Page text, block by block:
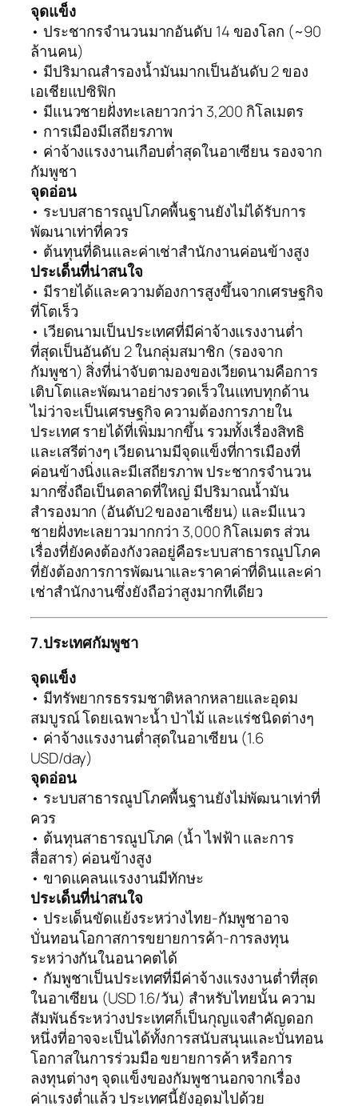
จุดแข็ง
• ประชากรจำนวนมากอันดับ 14 ของโลก (~90
ล้านคน)
• มีปริมาณสำรองน้ำมันมากเป็นอันดับ 2 ของ
เอเชียแปซิฟิก
• มีแนวชายฝั่งทะเลยาวกว่า 3,200 กิโลเมตร
• การเมืองมีเสถียรภาพ
• ค่าจ้างแรงงานเกือบต่ำสุดในอาเซียน รองจาก
กัมพูชา
จุดอ่อน
• ระบบสาธารณูปโภคพื้นฐานยังไม่ได้รับการ
พัฒนาเท่าที่ควร
• ต้นทุนที่ดินและค่าเช่าสำนักงานค่อนข้างสูง
ประเด็นที่น่าสนใจ
• มีรายได้และความต้องการสูงขึ้นจากเศรษฐกิจ
ที่โตเร็ว
• เวียดนามเป็นประเทศที่มีค่าจ้างแรงงานต่ำ
ที่สุดเป็นอันดับ 2 ในกลุ่มสมาชิก (รองจาก
กัมพูชา) สิ่งที่น่าจับตามองของเวียดนามคือการ
เติบโตและพัฒนาอย่างรวดเร็วในแทบทุกด้าน
ไม่ว่าจะเป็นเศรษฐกิจ ความต้องการภายใน
ประเทศ รายได้ที่เพิ่มมากขึ้น รวมทั้งเรื่องสิทธิ
และเสรีต่างๆ เวียดนามมีจุดแข็งที่การเมืองที่
ค่อนข้างนิ่งและมีเสถียรภาพ ประชากรจำนวน
มากซึ่งถือเป็นตลาดที่ใหญ่ มีปริมาณน้ำมัน
สำรองมาก (อันดับ2 ของอาเซียน) และมีแนว
ชายฝั่งทะเลยาวมากกว่า 3,000 กิโลเมตร ส่วน
เรื่องที่ยังคงต้องกังวลอยู่คือระบบสาธารณูปโภค
ที่ยังต้องการการพัฒนาและราคาค่าที่ดินและค่า
เช่าสำนักงานซึ่งยังถือว่าสูงมากทีเดียว
7.ประเทศกัมพูชา
จุดแข็ง
• มีทรัพยากรธรรมชาติหลากหลายและอุดม
สมบูรณ์ โดยเฉพาะน้ำ ป่าไม้ และแร่ชนิดต่างๆ
• ค่าจ้างแรงงานต่ำสุดในอาเซียน (1.6
USD/day)
จุดอ่อน
• ระบบสาธารณูปโภคพื้นฐานยังไม่พัฒนาเท่าที่
ควร
• ต้นทุนสาธารณูปโภค (น้ำ ไฟฟ้า และการ
สื่อสาร) ค่อนข้างสูง
• ขาดแคลนแรงงานมีทักษะ
ประเด็นที่น่าสนใจ
• ประเด็นขัดแย้งระหว่างไทย-กัมพูชาอาจ
บั่นทอนโอกาสการขยายการค้า-การลงทุน
ระหว่างกันในอนาคตได้
• กัมพูชาเป็นประเทศที่มีค่าจ้างแรงงานต่ำที่สุด
ในอาเซียน (USD 1.6/วัน) สำหรับไทยนั้น ความ
สัมพันธ์ระหว่างประเทศก็เป็นกุญแจสำคัญดอก
หนึ่งที่อาจจะเป็นได้ทั้งการสนับสนุนและบั่นทอน
โอกาสในการร่วมมือ ขยายการค้า หรือการ
ลงทุนต่างๆ จุดแข็งของกัมพูชานอกจากเรื่อง
ค่าแรงต่ำแล้ว ประเทศนี้ยังอุดมไปด้วย